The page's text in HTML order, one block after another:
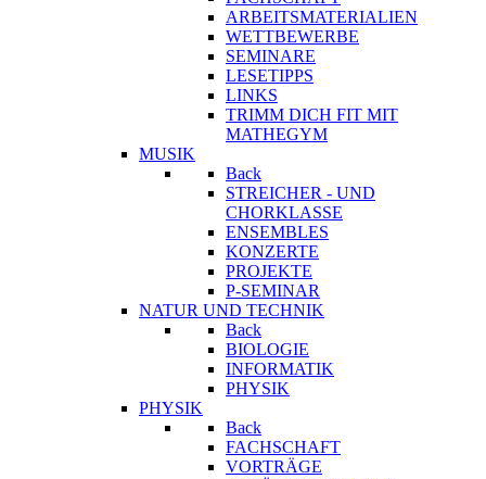
ARBEITSMATERIALIEN
WETTBEWERBE
SEMINARE
LESETIPPS
LINKS
TRIMM DICH FIT MIT
MATHEGYM
MUSIK
Back
STREICHER - UND
CHORKLASSE
ENSEMBLES
KONZERTE
PROJEKTE
P-SEMINAR
NATUR UND TECHNIK
Back
BIOLOGIE
INFORMATIK
PHYSIK
PHYSIK
Back
FACHSCHAFT
VORTRÄGE